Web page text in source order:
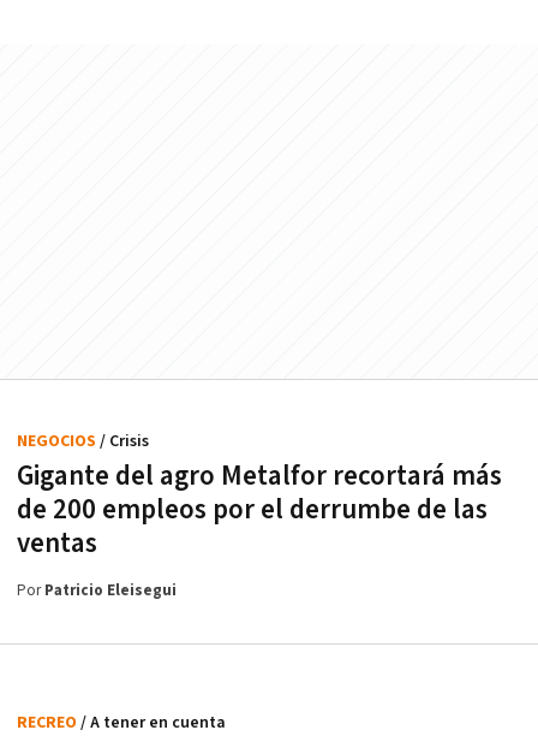
Gigante del agro Metalfor recortará más
de 200 empleos por el derrumbe de las
ventas
NEGOCIOS / Crisis
PorPatricio Eleisegui
RECREO / A tener en cuenta